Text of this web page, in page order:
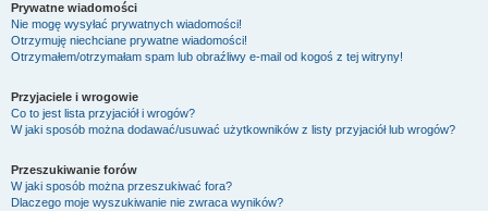
Prywatne wiadomości
Nie mogę wysyłać prywatnych wiadomości!
Otrzymuję niechciane prywatne wiadomości!
Otrzymałem/otrzymałam spam lub obraźliwy e-mail od kogoś z tej witryny!
Przyjaciele i wrogowie
Co to jest lista przyjaciół i wrogów?
W jaki sposób można dodawać/usuwać użytkowników z listy przyjaciół lub wrogów?
Przeszukiwanie forów
W jaki sposób można przeszukiwać fora?
Dlaczego moje wyszukiwanie nie zwraca wyników?